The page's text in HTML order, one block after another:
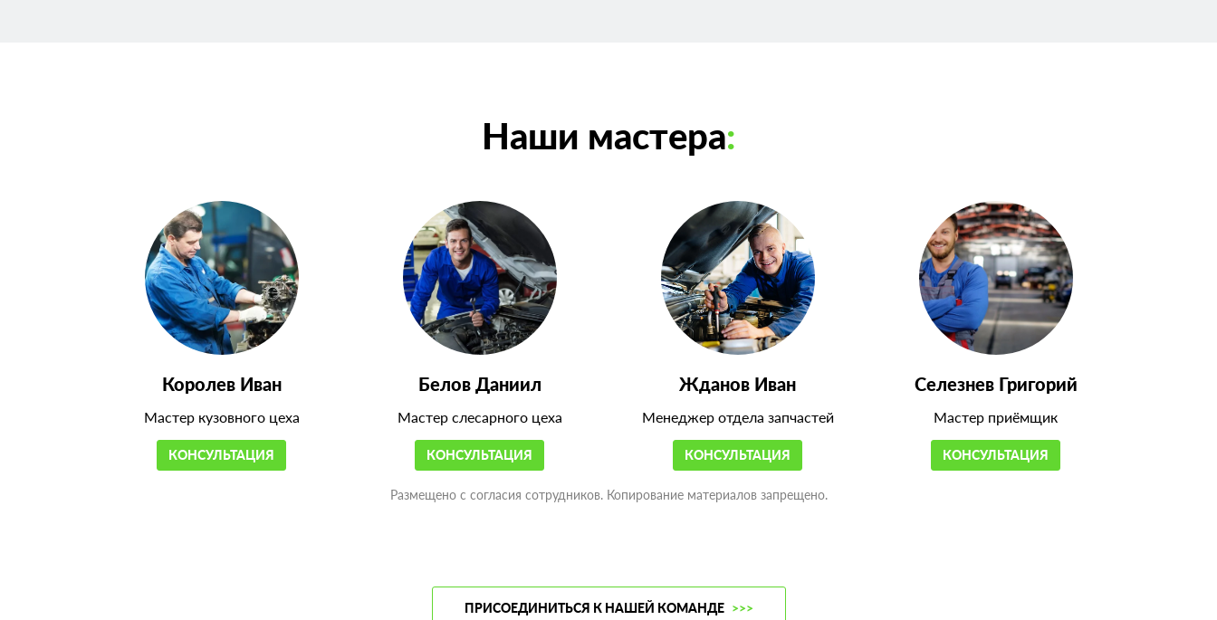
Наши мастера:
Королев Иван
Мастер кузовного цеха
КОНСУЛЬТАЦИЯ
Белов Даниил
Мастер слесарного цеха
КОНСУЛЬТАЦИЯ
Жданов Иван
Менеджер отдела запчастей
КОНСУЛЬТАЦИЯ
Селезнев Григорий
Мастер приёмщик
КОНСУЛЬТАЦИЯ
Размещено с согласия сотрудников. Копирование материалов запрещено.
ПРИСОЕДИНИТЬСЯ К НАШЕЙ КОМАНДЕ >>>